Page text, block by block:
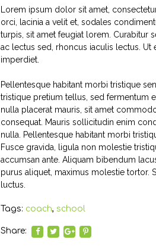
Lorem ipsum dolor sit amet,
orci, lacinia a velit et, sodales
turpis, sit amet feugiat lorem. Curabitur
ac lectus sed, rhoncus iaculis lectus. Ut
imperdiet.
Pellentesque habitant morbi tristique
tristique pretium tellus, sed fermentum
nulla placerat mauris, sit amet
consequat. Mauris sollicitudin enim
nulla. Pellentesque habitant morbi
Fusce gravida, ligula non molestie
accumsan ante. Aliquam bibendum
purus aliquet, maximus molestie tortor.
luctus.
Tags: coach, school
Share: